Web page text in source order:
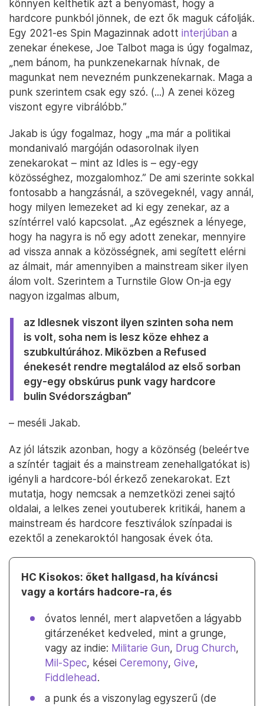
könnyen kelthetik azt a benyomást, hogy a
hardcore punkból jönnek, de ezt ők maguk cáfolják.
Egy 2021-es Spin Magazinnak adott interjúban a
zenekar énekese, Joe Talbot maga is úgy fogalmaz,
„nem bánom, ha punkzenekarnak hívnak, de
magunkat nem nevezném punkzenekarnak. Maga a
punk szerintem csak egy szó. (...) A zenei közeg
viszont egyre vibrálóbb.”
Jakab is úgy fogalmaz, hogy „ma már a politikai
mondanivaló margóján odasorolnak ilyen
zenekarokat – mint az Idles is – egy-egy
közösséghez, mozgalomhoz.” De ami szerinte sokkal
fontosabb a hangzásnál, a szövegeknél, vagy annál,
hogy milyen lemezeket ad ki egy zenekar, az a
színtérrel való kapcsolat. „Az egésznek a lényege,
hogy ha nagyra is nő egy adott zenekar, mennyire
ad vissza annak a közösségnek, ami segített elérni
az álmait, már amennyiben a mainstream siker ilyen
álom volt. Szerintem a Turnstile Glow On-ja egy
nagyon izgalmas album,
az Idlesnek viszont ilyen szinten soha nem
is volt, soha nem is lesz köze ehhez a
szubkultúrához. Miközben a Refused
énekesét rendre megtalálod az első sorban
egy-egy obskúrus punk vagy hardcore
bulin Svédországban”
– meséli Jakab.
Az jól látszik azonban, hogy a közönség (beleértve
a színtér tagjait és a mainstream zenehallgatókat is)
igényli a hardcore-ból érkező zenekarokat. Ezt
mutatja, hogy nemcsak a nemzetközi zenei sajtó
oldalai, a lelkes zenei youtuberek kritikái, hanem a
mainstream és hardcore fesztiválok színpadai is
ezektől a zenekaroktól hangosak évek óta.
HC Kisokos: őket hallgasd, ha kíváncsi
vagy a kortárs hadcore-ra, és
óvatos lennél, mert alapvetően a lágyabb
gitárzenéket kedveled, mint a grunge,
vagy az indie: Militarie Gun, Drug Church,
Mil-Spec, kései Ceremony, Give,
Fiddlehead.
a punk és a viszonylag egyszerű (de